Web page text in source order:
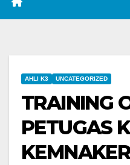
AHLI K3 UNCATEGORIZED
TRAINING
PETUGAS